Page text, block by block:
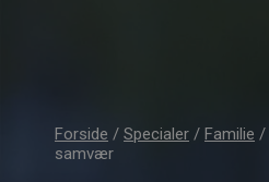
Forside / Specialer / Familie /
samvær